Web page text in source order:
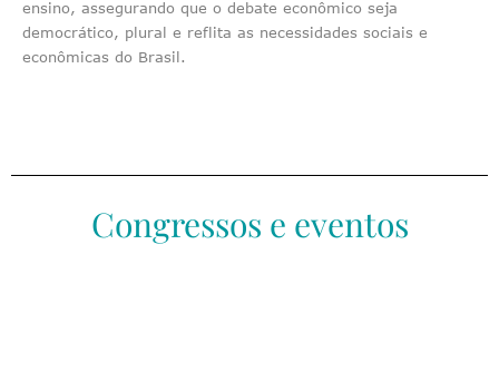
ensino, assegurando que o debate econômico seja
democrático, plural e reflita as necessidades sociais e
econômicas do Brasil.
Congressos e eventos